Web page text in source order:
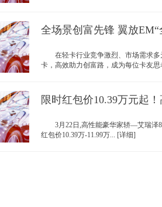
全场景创富先锋 翼放EM“
在轻卡行业竞争激烈、市场需求多
卡，高效助力创富路，成为每位卡友
限时红包价10.39万元起
3月22日,高性能豪华家轿—艾瑞泽8
红包价10.39万-11.99万... [详细]